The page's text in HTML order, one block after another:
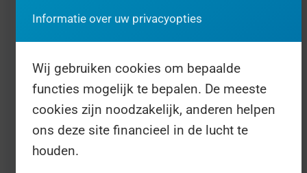
Wereld Melkdag is in het leven geroepen
van de Verenigde Naties. De Dag wordt al
sinds 2001 gevierd. Ieder jaar zijn er
honderden evenementen te vinden over de
hele wereld. Boeren zetten bijvoorbeeld hun
Informatie over uw privacyopties
Wij gebruiken cookies om bepaalde
functies mogelijk te bepalen. De meeste
cookies zijn noodzakelijk, anderen helpen
ons deze site financieel in de lucht te
houden.